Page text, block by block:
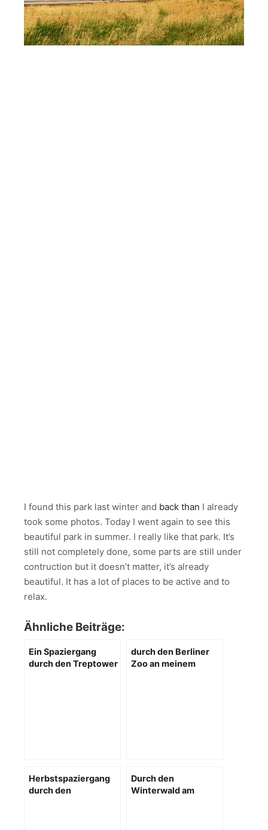
I found this park last winter and back than I already
took some photos. Today I went again to see this
beautiful park in summer. I really like that park. It’s
still not completely done, some parts are still under
contruction but it doesn’t matter, it’s already
beautiful. It has a lot of places to be active and to
relax.
Ähnliche Beiträge:
Ein Spaziergang
durch den Treptower
durch den Berliner
Zoo an meinem
Herbstspaziergang
durch den
Durch den
Winterwald am